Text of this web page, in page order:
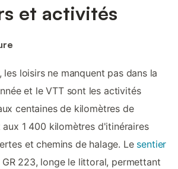
et activités
les loisirs ne manquent pas dans la
et le VTT sont les activités
centaines de kilomètres de
aux 1 400 kilomètres d'itinéraires
et chemins de halage. Le sentier
GR 223, longe le littoral, permettant